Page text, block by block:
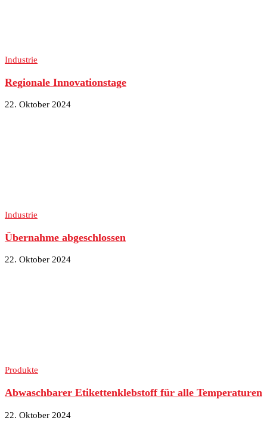
Industrie
Regionale Innovationstage
22. Oktober 2024
Industrie
Übernahme abgeschlossen
22. Oktober 2024
Produkte
Abwaschbarer Etikettenklebstoff für alle Temperaturen
22. Oktober 2024